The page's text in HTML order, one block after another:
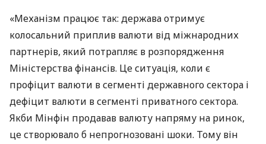
«Механізм працює так: держава отримує
колосальний приплив валюти від міжнародних
партнерів, який потрапляє в розпорядження
Міністерства фінансів. Це ситуація, коли є
профіцит валюти в сегменті державного сектора і
дефіцит валюти в сегменті приватного сектора.
Якби Мінфін продавав валюту напряму на ринок,
це створювало б непрогнозовані шоки. Тому він